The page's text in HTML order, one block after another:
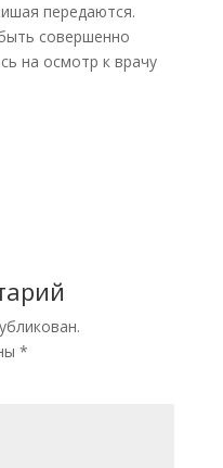
передаются.
совершенно
на осмотр к врачу
*